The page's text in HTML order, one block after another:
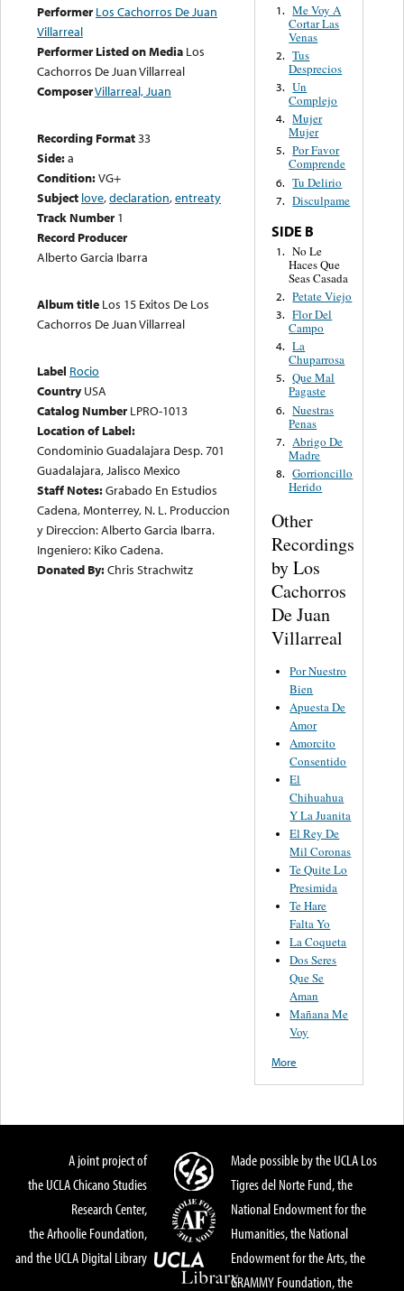
Performer Los Cachorros De Juan
Villarreal
Performer Listed on Media Los
Cachorros De Juan Villarreal
ComposerVillarreal, Juan
Recording Format33
Side:a
Condition:VG+
Subject love,declaration,entreaty
Track Number 1
Record Producer
Alberto Garcia Ibarra
Album title Los 15 Exitos De Los
Cachorros De Juan Villarreal
Label Rocio
Country USA
Catalog Number LPRO-1013
Location of Label:
Condominio Guadalajara Desp. 701
Guadalajara, Jalisco Mexico
Staff Notes:Grabado En Estudios
Cadena, Monterrey, N. L. Produccion
y Direccion: Alberto Garcia Ibarra.
Ingeniero: Kiko Cadena.
Donated By:Chris Strachwitz
1. Me Voy A
Cortar Las
Venas
2. Tus
Desprecios
3. Un
Complejo
4. Mujer
Mujer
5. Por Favor
Comprende
6. Tu Delirio
7. Disculpame
SIDE B
1. No Le
Haces Que
Seas Casada
2. Petate Viejo
3. Flor Del
Campo
4. La
Chuparrosa
5. Que Mal
Pagaste
6. Nuestras
Penas
7. Abrigo De
Madre
8. Gorrioncillo
Herido
Other
Recordings
by Los
Cachorros
De Juan
Villarreal
Por Nuestro
Bien
Apuesta De
Amor
Amorcito
Consentido
El
Chihuahua
Y La Juanita
El Rey De
Mil Coronas
Te Quite Lo
Presimida
Te Hare
Falta Yo
La Coqueta
Dos Seres
Que Se
Aman
Mañana Me
Voy
More
A joint project of
the UCLA Chicano Studies
Research Center,
the Arhoolie Foundation,
and the UCLA Digital Library
Made possible by the UCLA Los
Tigres del Norte Fund, the
National Endowment for the
Humanities, the National
Endowment for the Arts, the
GRAMMY Foundation, the